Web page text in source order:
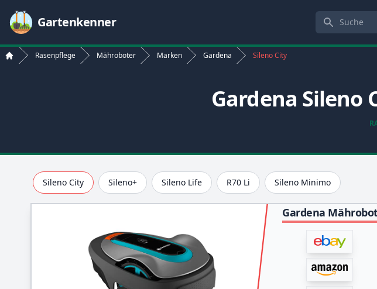
Gartenkenner Suche
Start
Rasenpflege Mähroboter Marken Gardena Sileno City
Gardena Sileno
Sileno City Sileno+ Sileno Life R70 Li Sileno Minimo